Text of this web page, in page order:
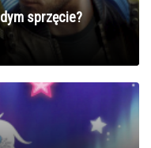
sprzęcie?